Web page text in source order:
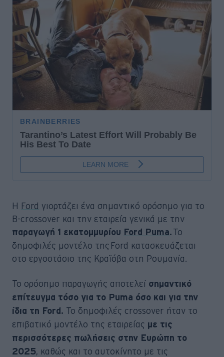
Η Ford γιορτάζει ένα σημαντικό ορόσημο για το
B-crossover και την εταιρεία γενικά με την
παραγωγή 1 εκατομμυρίου Ford Puma. Το
δημοφιλές μοντέλο της Ford κατασκευάζεται
στο εργοστάσιο της Κραϊόβα στη Ρουμανία.
Το ορόσημο παραγωγής αποτελεί σημαντικό
επίτευγμα τόσο για το Puma όσο και για την
ίδια τη Ford. Το δημοφιλές crossover ήταν το
επιβατικό μοντέλο της εταιρείας με τις
περισσότερες πωλήσεις στην Ευρώπη το
2025, καθώς και το αυτοκίνητο με τις